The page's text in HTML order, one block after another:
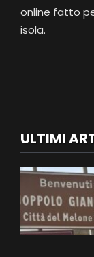
online fatto
isola.
ULTIMI